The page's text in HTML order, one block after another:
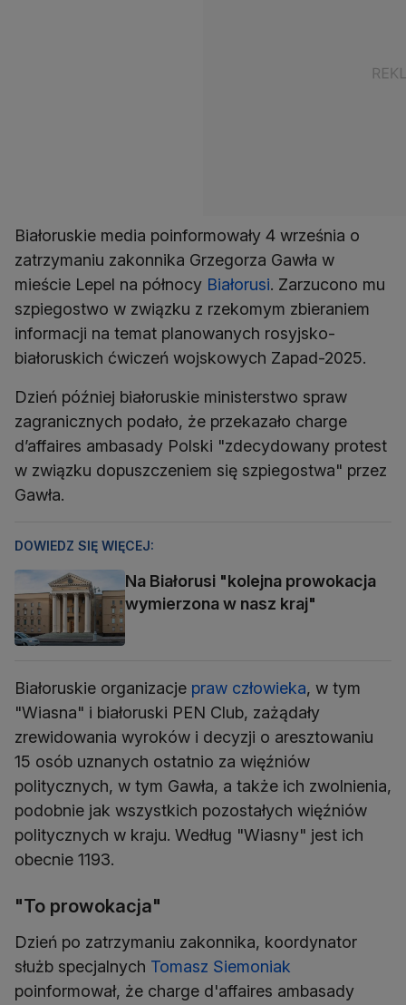
Białoruskie media poinformowały 4 września o
zatrzymaniu zakonnika Grzegorza Gawła w
mieście Lepel na północy Białorusi. Zarzucono mu
szpiegostwo w związku z rzekomym zbieraniem
informacji na temat planowanych rosyjsko-
białoruskich ćwiczeń wojskowych Zapad-2025.
Dzień później białoruskie ministerstwo spraw
zagranicznych podało, że przekazało charge
d’affaires ambasady Polski "zdecydowany protest
w związku dopuszczeniem się szpiegostwa" przez
Gawła.
DOWIEDZ SIĘ WIĘCEJ:
Na Białorusi "kolejna prowokacja
wymierzona w nasz kraj"
Białoruskie organizacje praw człowieka, w tym
"Wiasna" i białoruski PEN Club, zażądały
zrewidowania wyroków i decyzji o aresztowaniu
15 osób uznanych ostatnio za więźniów
politycznych, w tym Gawła, a także ich zwolnienia,
podobnie jak wszystkich pozostałych więźniów
politycznych w kraju. Według "Wiasny" jest ich
obecnie 1193.
"To prowokacja"
Dzień po zatrzymaniu zakonnika, koordynator
służb specjalnych Tomasz Siemoniak
poinformował, że charge d'affaires ambasady